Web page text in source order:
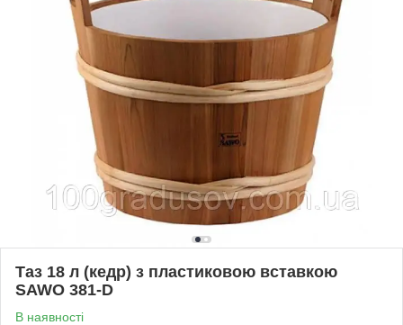
Таз 18 л (кедр) з пластиковою вставкою
SAWO 381-D
В наявності